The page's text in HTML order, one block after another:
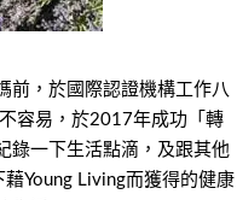
前，於國際認證機構工作八
容易，於2017年成功「轉
錄一下生活點滴，及跟其他
Young Living而獲得的健康